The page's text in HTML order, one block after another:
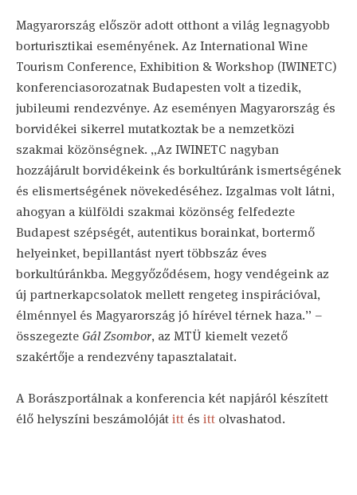
Magyarország először adott otthont a világ legnagyobb
borturisztikai eseményének. Az International Wine
Tourism Conference, Exhibition & Workshop (IWINETC)
konferenciasorozatnak Budapesten volt a tizedik,
jubileumi rendezvénye. Az eseményen Magyarország és
borvidékei sikerrel mutatkoztak be a nemzetközi
szakmai közönségnek. „Az IWINETC nagyban
hozzájárult borvidékeink és borkultúránk ismertségének
és elismertségének növekedéséhez. Izgalmas volt látni,
ahogyan a külföldi szakmai közönség felfedezte
Budapest szépségét, autentikus borainkat, bortermő
helyeinket, bepillantást nyert többszáz éves
borkultúránkba. Meggyőződésem, hogy vendégeink az
új partnerkapcsolatok mellett rengeteg inspirációval,
élménnyel és Magyarország jó hírével térnek haza.” –
összegezte Gál Zsombor, az MTÜ kiemelt vezető
szakértője a rendezvény tapasztalatait.
A Borászportálnak a konferencia két napjáról készített
élő helyszíni beszámolójátitt és itt olvashatod.